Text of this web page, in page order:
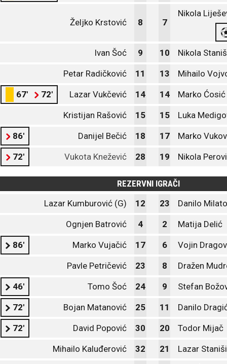
Željko Krstović 8 7
Nikola
Ivan Šoć 9 10 Nikola
Petar Radičković 11 13 Mihailo
67' 72' Lazar Vukčević 14 14 Marko
Kristijan Rašović 15 15 Luka
86' Danijel Bečić 18 17 Marko
72' Vukota Knežević 28 19 Nikola
REZERVNI IGRAČI
Lazar Kumburović (G)
12 23 Danilo
Ognjen Batrović 4 2 Matija Delić
86' Marko Vujačić 17 6 Vojin
Pavle Petričević 23 8 Dražen
46' Tomo Šoć 24 9 Stefan
72' Bojan Matanović 25 11 Danilo
72' David Popović 30 20 Todor Mijač
Mihailo Kaluđerović 32 21 Lazar